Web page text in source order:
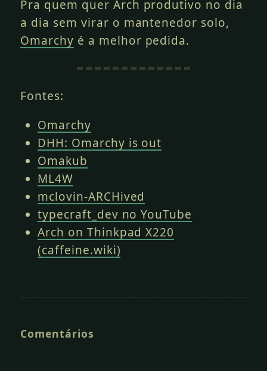
Pra quem quer Arch produtivo no dia
a dia sem virar o mantenedor solo,
Omarchy é a melhor pedida.
Fontes:
Omarchy
DHH: Omarchy is out
Omakub
ML4W
mclovin-ARCHived
typecraft_dev no YouTube
Arch on Thinkpad X220
(caffeine.wiki)
Comentários